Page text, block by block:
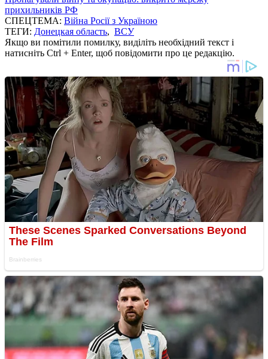
прихильників РФ
СПЕЦТЕМА: Війна Росії з Україною
ТЕГИ: Донецкая область, ВСУ
Якщо ви помітили помилку, виділіть необхідний текст і
натисніть Ctrl + Enter, щоб повідомити про це редакцію.